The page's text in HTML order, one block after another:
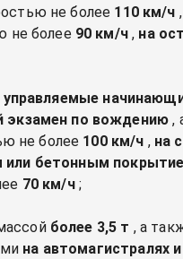
не более 110 км/ч ,
не более 90 км/ч, на
управляемые
экзамен по вождению ,
не более 100 км/ч , на
или бетонным
70 км/ч;
более 3,5 т , а
на автомагистралях